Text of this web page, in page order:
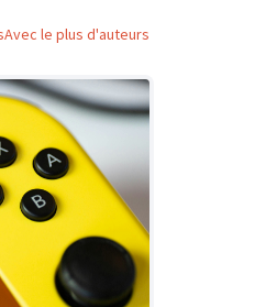
Avec le plus d'auteurs